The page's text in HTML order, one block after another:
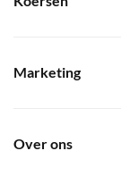
Marketing
Over ons